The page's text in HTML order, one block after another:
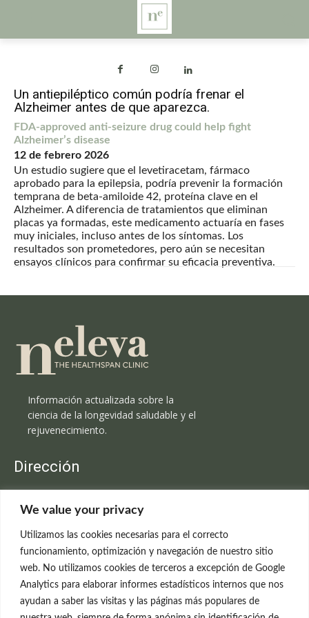
We value your privacy
Utilizamos las cookies necesarias para el correcto
funcionamiento, optimización y navegación de nuestro sitio
web. No utilizamos cookies de terceros a excepción de Google
Analytics para elaborar informes estadísticos internos que nos
ayudan a saber las visitas y las páginas más populares de
Un antiepiléptico común podría frenar el
Alzheimer antes de que aparezca.
FDA-approved anti-seizure drug could help fight
Alzheimer’s disease
12 de febrero 2026
Un estudio sugiere que el levetiracetam, fármaco
aprobado para la epilepsia, podría prevenir la formación
temprana de beta-amiloide 42, proteína clave en el
Alzheimer. A diferencia de tratamientos que eliminan
placas ya formadas, este medicamento actuaría en fases
muy iniciales, incluso antes de los síntomas. Los
resultados son prometedores, pero aún se necesitan
ensayos clínicos para confirmar su eficacia preventiva.
Información actualizada sobre la
ciencia de la longevidad saludable y el
rejuvenecimiento.
Dirección
C/Claudio Coello, 19 - 1º
699 595 619
rejuvenecimiento@clinicaneleva.com